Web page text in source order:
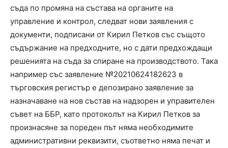
съда по промяна на състава на органите на
управление и контрол, следват нови заявления с
документи, подписани от Кирил Петков със същото
съдържание на предходните, но с дати предхождащи
решенията на съда за спиране на производството. Така
например със заявление №20210624182623 в
търговския регистър е депозирано заявление за
назначаване на нов състав на надзорен и управителен
съвет на ББР, като протоколът на Кирил Петков за
произнасяне за пореден път няма необходимите
административни реквизити, съответно няма печат и